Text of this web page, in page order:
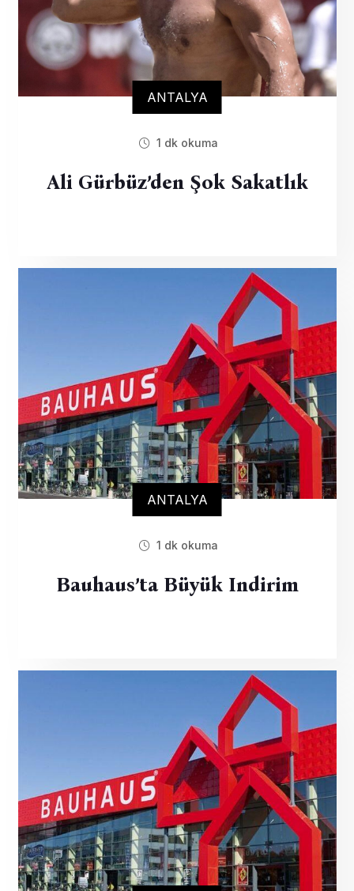
ANTALYA
1 dk okuma
Ali Gürbüz’den Şok Sakatlık
ANTALYA
1 dk okuma
Bauhaus’ta Büyük Indirim